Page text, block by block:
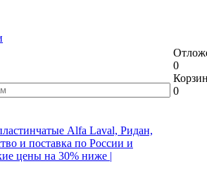
0
0